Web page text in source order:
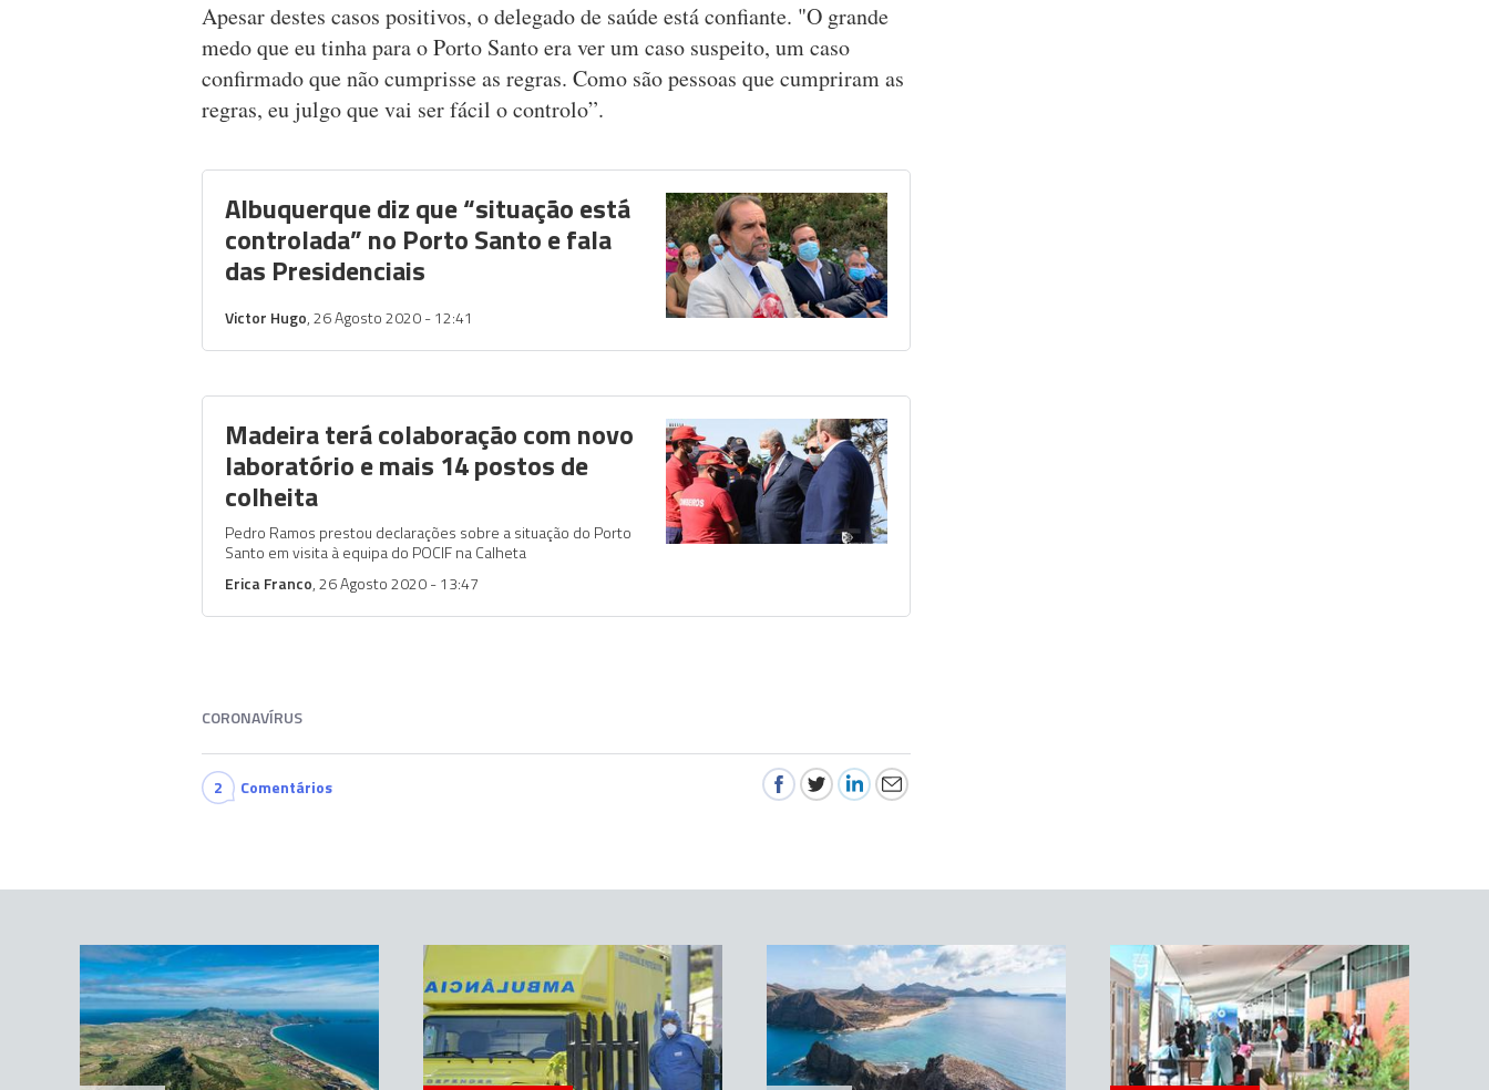
Apesar destes casos positivos, o delegado de saúde está confiante. "O grande
medo que eu tinha para o Porto Santo era ver um caso suspeito, um caso
confirmado que não cumprisse as regras. Como são pessoas que cumpriram as
regras, eu julgo que vai ser fácil o controlo”.
Albuquerque diz que “situação está
controlada” no Porto Santo e fala
das Presidenciais
Victor Hugo, 26 Agosto 2020 - 12:41
Madeira terá colaboração com novo
laboratório e mais 14 postos de
colheita
Pedro Ramos prestou declarações sobre a situação do Porto
Santo em visita à equipa do POCIF na Calheta
Erica Franco, 26 Agosto 2020 - 13:47
CORONAVÍRUS
2 Comentários